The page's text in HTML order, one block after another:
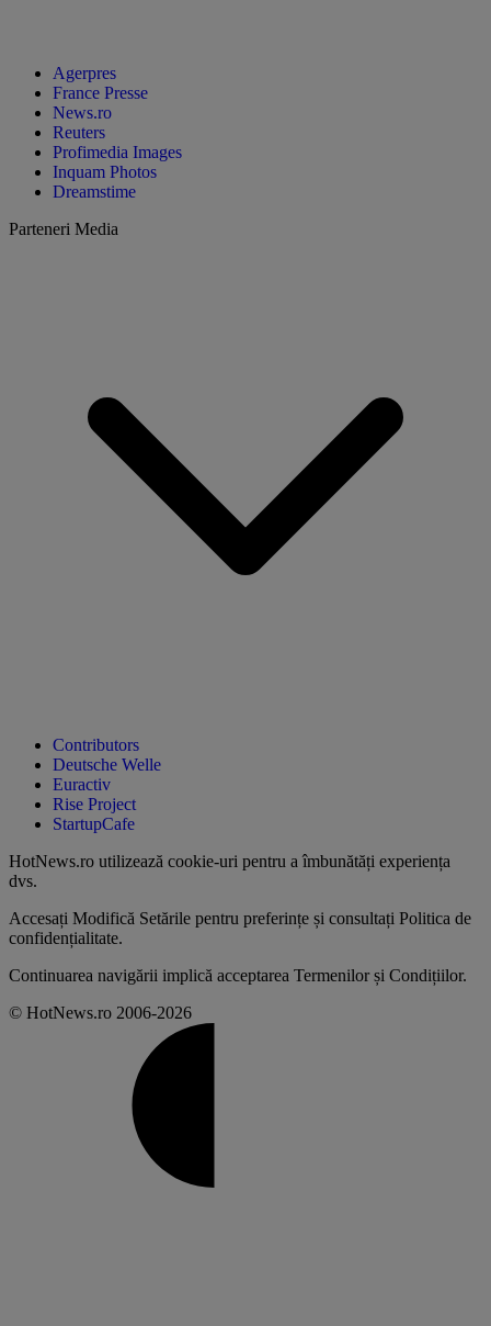
Agerpres
France Presse
News.ro
Reuters
Profimedia Images
Inquam Photos
Dreamstime
Parteneri Media
Contributors
Deutsche Welle
Euractiv
Rise Project
StartupCafe
HotNews.ro utilizează cookie-uri pentru a îmbunătăți experiența
dvs.
Accesați Modifică Setările pentru preferințe și consultați Politica de
confidențialitate.
Continuarea navigării implică acceptarea Termenilor și Condițiilor.
© HotNews.ro 2006-2026